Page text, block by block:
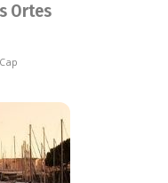
Ortes